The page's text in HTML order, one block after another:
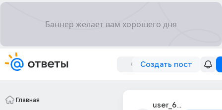
Создать пост
Главная
user_62589429